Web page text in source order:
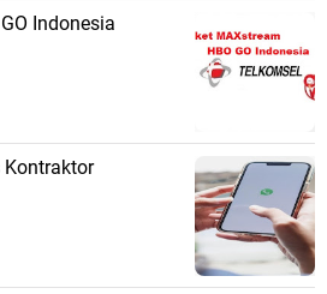
Indonesia
Kontraktor